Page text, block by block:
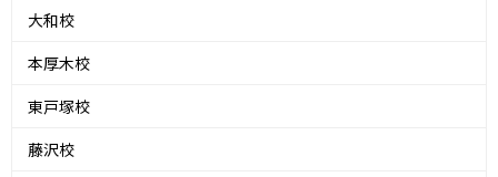
大和校
本厚木校
東戸塚校
藤沢校